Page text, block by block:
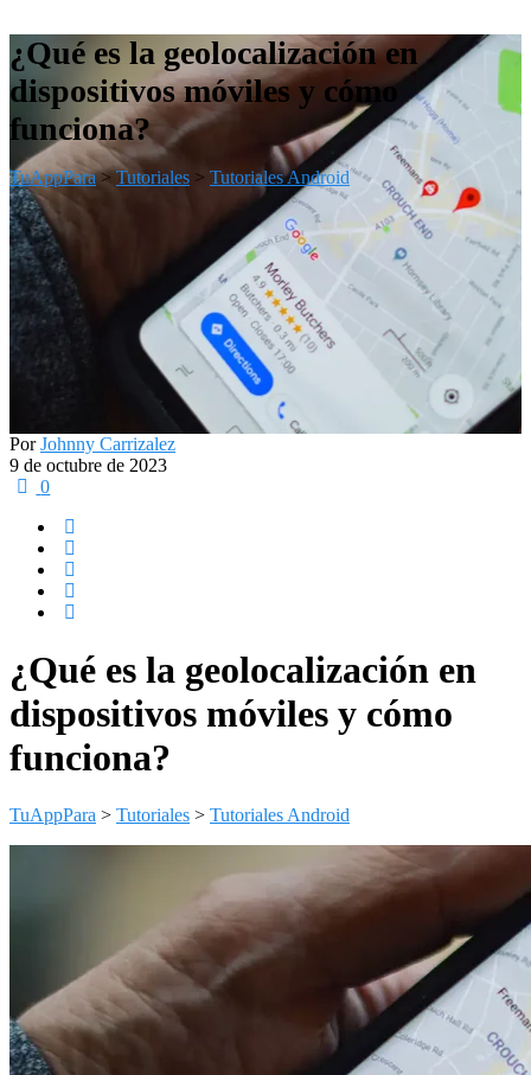
¿Qué es la geolocalización en
dispositivos móviles y cómo
funciona?
TuAppPara>Tutoriales > Tutoriales Android
PorJohnny Carrizalez
9 de octubre de 2023
0
¿Qué es la geolocalización en
dispositivos móviles y cómo
funciona?
TuAppPara > Tutoriales > Tutoriales Android